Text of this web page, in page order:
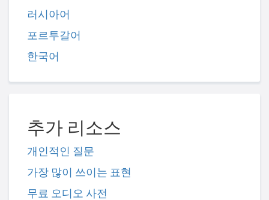
러시아어
포르투갈어
한국어
추가 리소스
개인적인 질문
가장 많이 쓰이는 표현
무료 오디오 사전